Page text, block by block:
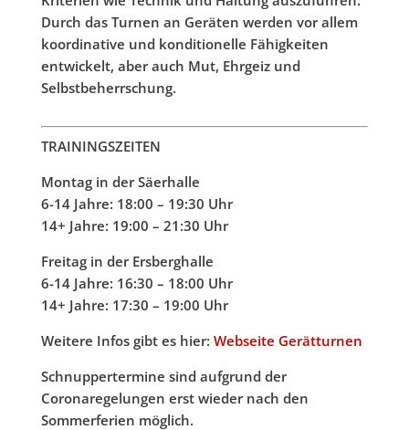
Durch das Turnen an Geräten werden vor allem
koordinative und konditionelle Fähigkeiten
entwickelt, aber auch Mut, Ehrgeiz und
Selbstbeherrschung.
TRAININGSZEITEN
Montag in der Säerhalle
6-14 Jahre: 18:00 – 19:30 Uhr
14+ Jahre: 19:00 – 21:30 Uhr
Freitag in der Ersberghalle
6-14 Jahre: 16:30 – 18:00 Uhr
14+ Jahre: 17:30 – 19:00 Uhr
Weitere Infos gibt es hier: Webseite Gerätturnen
Schnuppertermine sind aufgrund der
Coronaregelungen erst wieder nach den
Sommerferien möglich.